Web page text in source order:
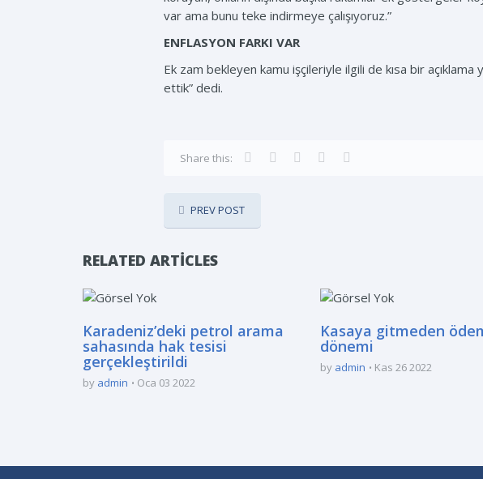
var ama bunu teke indirmeye çalışıyoruz.”
ENFLASYON FARKI VAR
Ek zam bekleyen kamu işçileriyle ilgili de kısa bir
ettik” dedi.
Share this:
PREV POST
RELATED ARTICLES
Karadeniz’deki petrol arama
sahasında hak tesisi
gerçekleştirildi
by admin Oca 03 2022
Kasaya gitmeden
dönemi
by admin Kas 26 2022